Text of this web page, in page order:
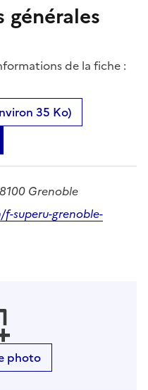
de la fiche :
35 Ko)
Grenoble
f-superu-grenoble-
photo